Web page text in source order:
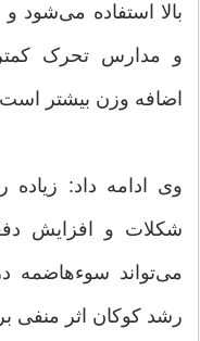
بالا استفاده می‌شود
و مدارس تحرک
اضافه وزن بیشتر
وی ادامه داد:
شکلات و افزایش
می‌تواند سوء‌هاضمه
رشد کوکان اثر منفی